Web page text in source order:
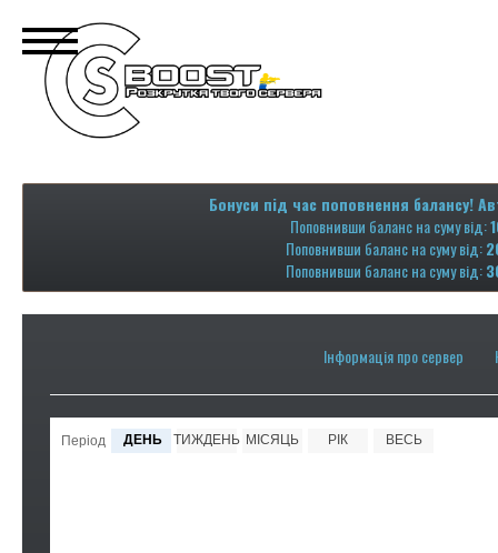
Бонуси під час поповнення балансу!
Поповнивши баланс на суму від:
Поповнивши баланс на суму від:
Поповнивши баланс на суму від:
Інформація про сервер
Період ДЕНЬ ТИЖДЕНЬ МІСЯЦЬ РІК ВЕСЬ